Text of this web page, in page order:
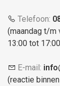
Telefoon:
(maandag t/m
13:00 tot
E-mail:
(reactie